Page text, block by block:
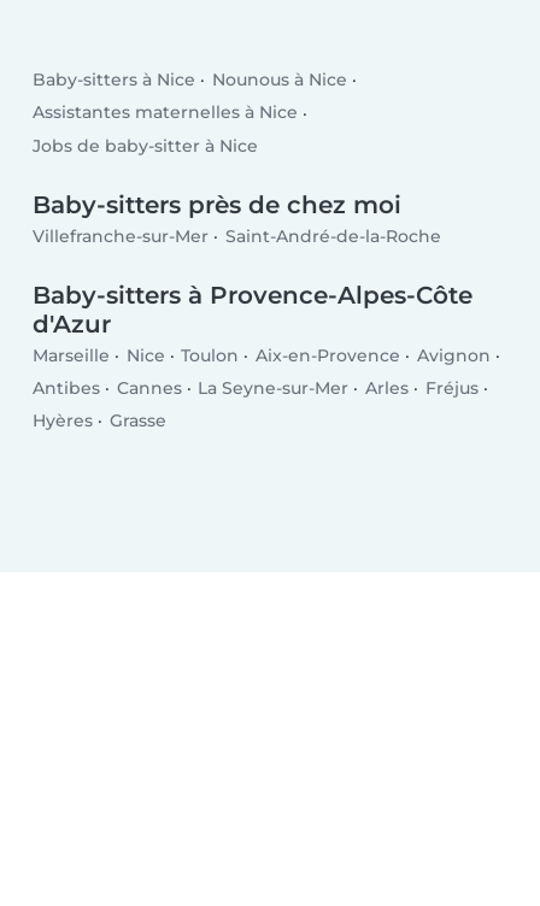
Baby-sitters à Nice
Nounous à Nice
Assistantes maternelles à Nice
Jobs de baby-sitter à Nice
Baby-sitters près de chez moi
Villefranche-sur-Mer Saint-André-de-la-Roche
Baby-sitters à Provence-Alpes-Côte
d'Azur
Marseille Nice Toulon Aix-en-Provence
Avignon
Antibes
Cannes La Seyne-sur-Mer Arles
Fréjus
Hyères
Grasse